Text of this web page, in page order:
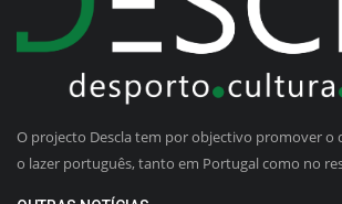
O projecto Descla tem por objectivo promover o
o lazer português, tanto em Portugal como no